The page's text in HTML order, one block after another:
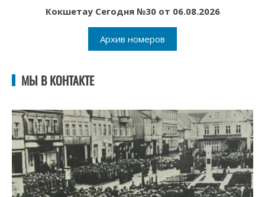
Кокшетау Сегодня №30 от 06.08.2026
Архив номеров
МЫ В КОНТАКТЕ